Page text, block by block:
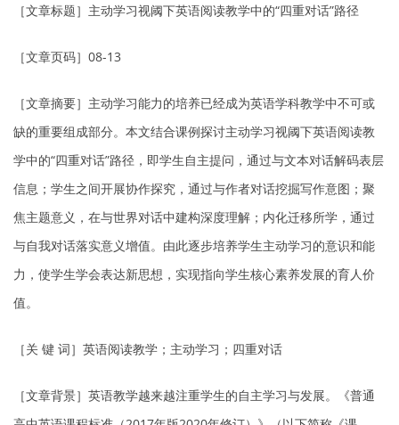
［文章标题］主动学习视阈下英语阅读教学中的“四重对话”路径
［文章页码］08-13
［文章摘要］主动学习能力的培养已经成为英语学科教学中不可或
缺的重要组成部分。本文结合课例探讨主动学习视阈下英语阅读教
学中的“四重对话”路径，即学生自主提问，通过与文本对话解码表层
信息；学生之间开展协作探究，通过与作者对话挖掘写作意图；聚
焦主题意义，在与世界对话中建构深度理解；内化迁移所学，通过
与自我对话落实意义增值。由此逐步培养学生主动学习的意识和能
力，使学生学会表达新思想，实现指向学生核心素养发展的育人价
值。
［关 键 词］英语阅读教学；主动学习；四重对话
［文章背景］英语教学越来越注重学生的自主学习与发展。《普通